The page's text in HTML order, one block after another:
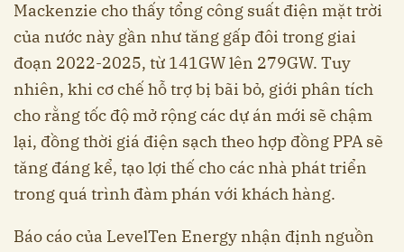
Mackenzie cho thấy tổng công suất điện mặt trời
của nước này gần như tăng gấp đôi trong giai
đoạn 2022-2025, từ 141GW lên 279GW. Tuy
nhiên, khi cơ chế hỗ trợ bị bãi bỏ, giới phân tích
cho rằng tốc độ mở rộng các dự án mới sẽ chậm
lại, đồng thời giá điện sạch theo hợp đồng PPA sẽ
tăng đáng kể, tạo lợi thế cho các nhà phát triển
trong quá trình đàm phán với khách hàng.
Báo cáo của LevelTen Energy nhận định nguồn